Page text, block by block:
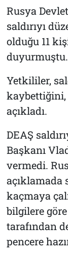
Rusya
saldırıyı
olduğu 11
duyurmuştu.
Yetkililer,
kaybettiğini,
açıkladı.
DEAŞ
Başkanı
vermedi.
açıklamada
kaçmaya
bilgilere
tarafından
pencere